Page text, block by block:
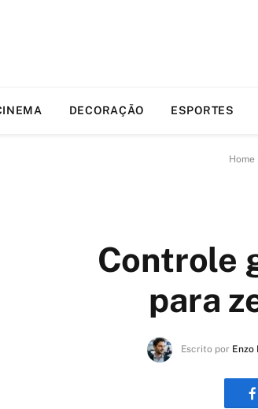
DECORAÇÃO ESPORTES
Home
Controle
para
Escrito por Enzo